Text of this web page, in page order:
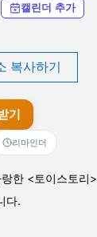
캘린더 추가
복사하기
기
리마인더
한 <토이스토리>
다.